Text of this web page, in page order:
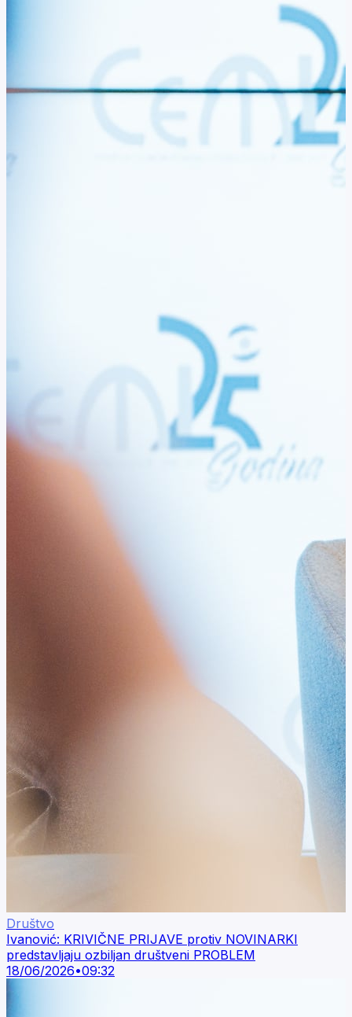
Društvo
Ivanović: KRIVIČNE PRIJAVE protiv NOVINARKI
predstavljaju ozbiljan društveni PROBLEM
18/06/2026•09:32